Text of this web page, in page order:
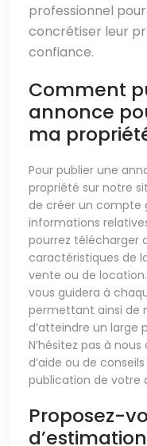
professionnel
concrétiser leur
confiance.
Comment
annonce
ma
Pour publier une
propriété sur notre
de créer un compte
informations
pourrez télécharger
caractéristiques de
vente ou de
vous guidera à
permettant ainsi de
d’atteindre un large
N’hésitez pas à
d’aide ou de
publication de votre
Proposez-